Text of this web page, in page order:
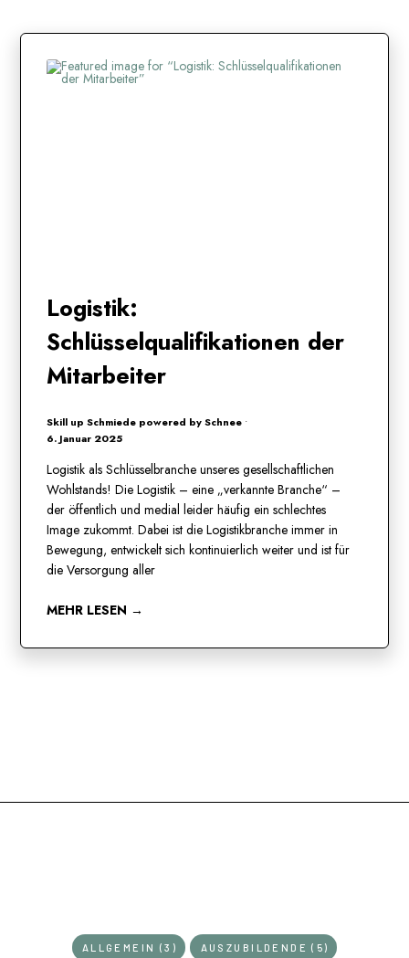
Logistik:
Schlüsselqualifikationen der
Mitarbeiter
Skill up Schmiede powered by Schnee •
6. Januar 2025
Logistik als Schlüsselbranche unseres gesellschaftlichen
Wohlstands! Die Logistik – eine „verkannte Branche“ –
der öffentlich und medial leider häufig ein schlechtes
Image zukommt. Dabei ist die Logistikbranche immer in
Bewegung, entwickelt sich kontinuierlich weiter und ist für
die Versorgung aller
MEHR LESEN →
ALLGEMEIN (3) AUSZUBILDENDE (5)